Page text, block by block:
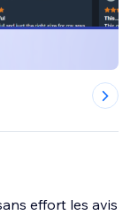
effort les avis